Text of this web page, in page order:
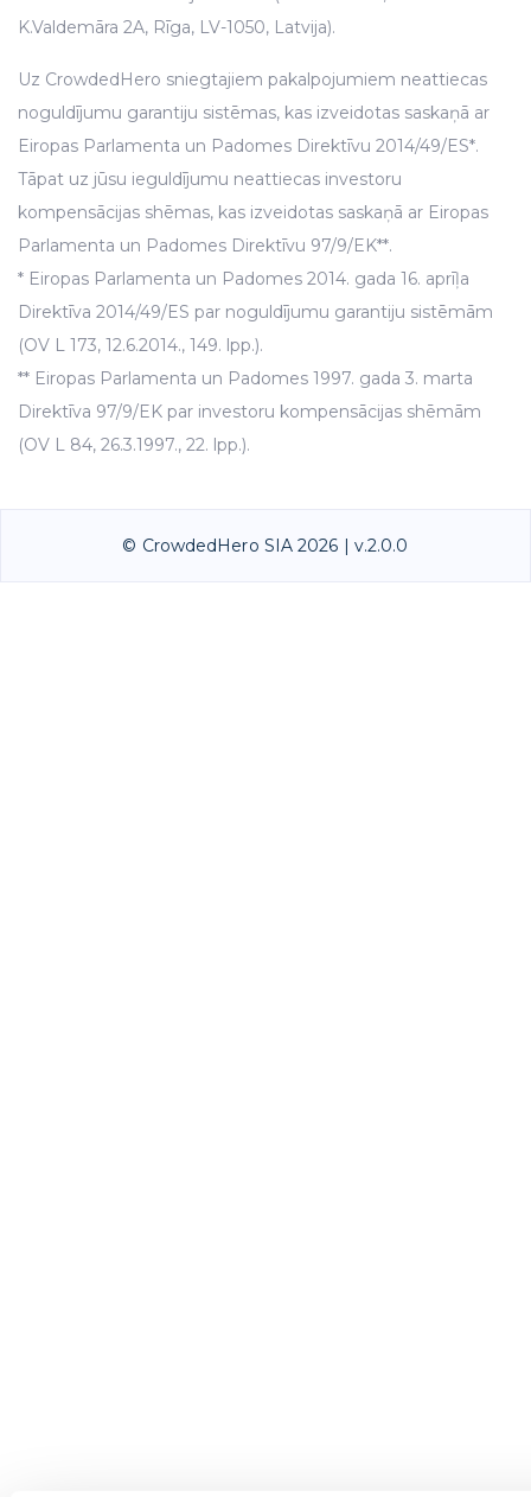
K.Valdemāra 2A, Rīga, LV-1050, Latvija).
Uz CrowdedHero sniegtajiem pakalpojumiem neattiecas
noguldījumu garantiju sistēmas, kas izveidotas saskaņā ar
Eiropas Parlamenta un Padomes Direktīvu 2014/49/ES*.
Tāpat uz jūsu ieguldījumu neattiecas investoru
kompensācijas shēmas, kas izveidotas saskaņā ar Eiropas
Parlamenta un Padomes Direktīvu 97/9/EK**.
* Eiropas Parlamenta un Padomes 2014. gada 16. aprīļa
Direktīva 2014/49/ES par noguldījumu garantiju sistēmām
(OV L 173, 12.6.2014., 149. lpp.).
** Eiropas Parlamenta un Padomes 1997. gada 3. marta
Direktīva 97/9/EK par investoru kompensācijas shēmām
(OV L 84, 26.3.1997., 22. lpp.).
© CrowdedHero SIA 2026 | v.2.0.0